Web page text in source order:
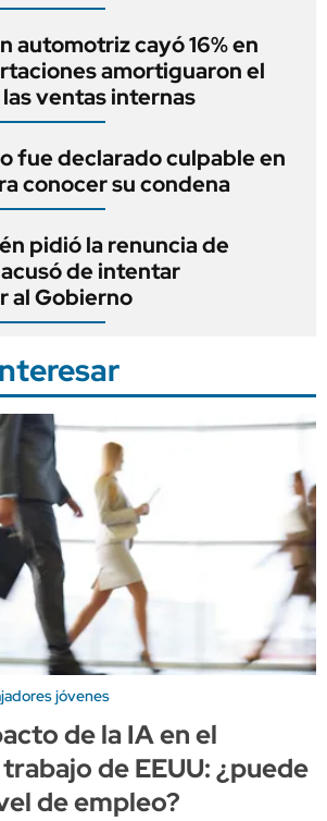
automotriz cayó 16% en
amortiguaron el
ventas internas
fue declarado culpable en
conocer su condena
pidió la renuncia de
de intentar
al Gobierno
jóvenes
de la IA en el
de EEUU: ¿puede
de empleo?